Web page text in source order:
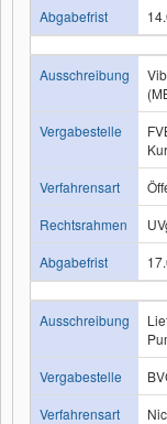
Abgabefrist
Ausschreibung
Vergabestelle
Verfahrensart
Rechtsrahmen
Abgabefrist
Ausschreibung
Vergabestelle
Verfahrensart